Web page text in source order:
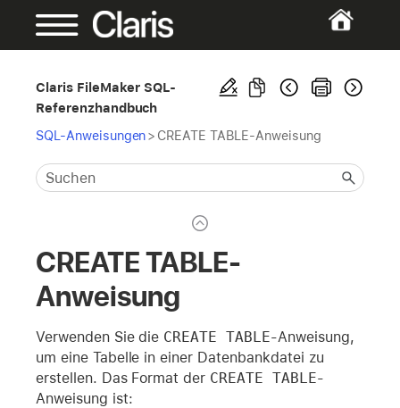
Claris FileMaker SQL-
Referenzhandbuch
SQL-Anweisungen> CREATE TABLE-Anweisung
CREATE TABLE-
Anweisung
Verwenden Sie die CREATE TABLE-Anweisung,
um eine Tabelle in einer Datenbankdatei zu
erstellen. Das Format der CREATE TABLE-
Anweisung ist: